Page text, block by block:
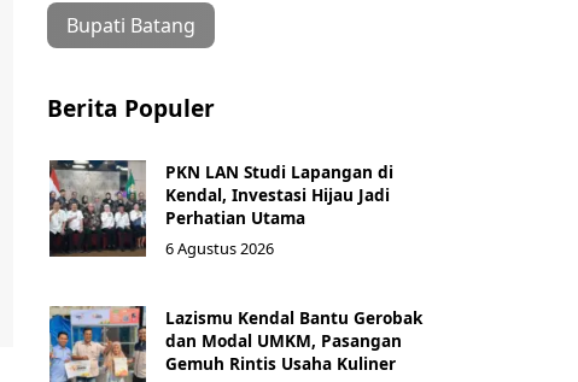
Bupati Batang
Berita Populer
PKN LAN Studi Lapangan di
Kendal, Investasi Hijau Jadi
Perhatian Utama
6 Agustus 2026
Lazismu Kendal Bantu Gerobak
dan Modal UMKM, Pasangan
Gemuh Rintis Usaha Kuliner